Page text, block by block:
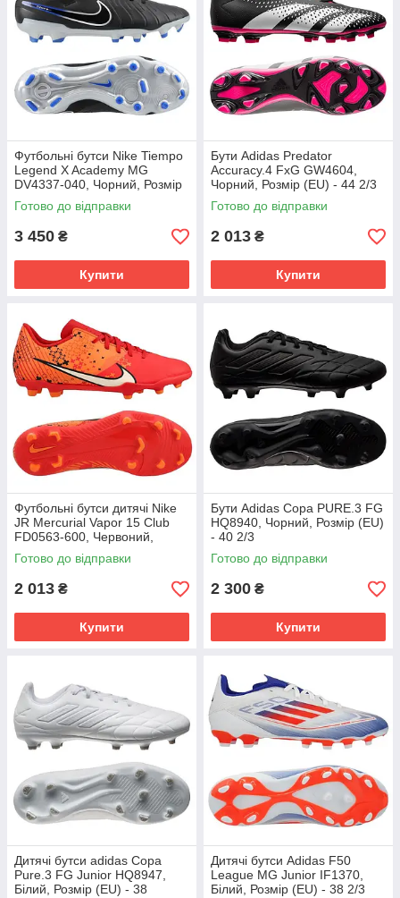
Футбольні бутси Nike Tiempo
Legend X Academy MG
DV4337-040, Чорний, Розмір
(EU) - 43
Готово до відправки
3 450 ₴
Купити
Бути Adidas Predator
Accuracy.4 FxG GW4604,
Чорний, Розмір (EU) - 44 2/3
Готово до відправки
2 013 ₴
Купити
Футбольні бутси дитячі Nike
JR Mercurial Vapor 15 Club
FD0563-600, Червоний,
Розмір (EU) - 38
Готово до відправки
2 013 ₴
Купити
Бути Adidas Copa PURE.3 FG
HQ8940, Чорний, Розмір (EU)
- 40 2/3
Готово до відправки
2 300 ₴
Купити
Дитячі бутси adidas Copa
Pure.3 FG Junior HQ8947,
Білий, Розмір (EU) - 38
Дитячі бутси Adidas F50
League MG Junior IF1370,
Білий, Розмір (EU) - 38 2/3